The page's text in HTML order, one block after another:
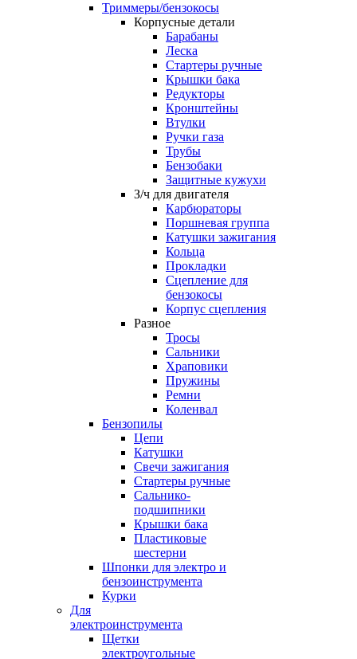
Триммеры/бензокосы
Корпусные детали
Барабаны
Леска
Стартеры ручные
Крышки бака
Редукторы
Кронштейны
Втулки
Ручки газа
Трубы
Бензобаки
Защитные кужухи
З/ч для двигателя
Карбюраторы
Поршневая группа
Катушки зажигания
Кольца
Прокладки
Сцепление для
бензокосы
Корпус сцепления
Разное
Тросы
Сальники
Храповики
Пружины
Ремни
Коленвал
Бензопилы
Цепи
Катушки
Свечи зажигания
Стартеры ручные
Сальнико-
подшипники
Крышки бака
Пластиковые
шестерни
Шпонки для электро и
бензоинструмента
Курки
Для
электроинструмента
Щетки
электроугольные